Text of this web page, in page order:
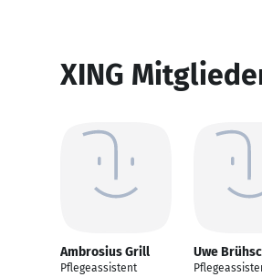
XING
Ambrosius Grill
Pflegeassistent
Uwe